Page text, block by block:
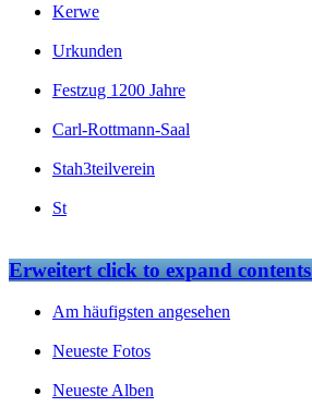
Kerwe
Urkunden
Festzug 1200 Jahre
Carl-Rottmann-Saal
Stah3teilverein
St
Erweitertclick to expand contents
Am häufigsten angesehen
Neueste Fotos
Neueste Alben